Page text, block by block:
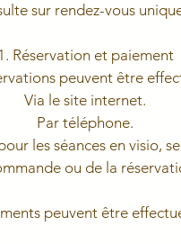
sur rendez-vous
Réservation et paiement
peuvent être
Via le site internet.
Par téléphone.
les séances en visio,
ou de la
peuvent être